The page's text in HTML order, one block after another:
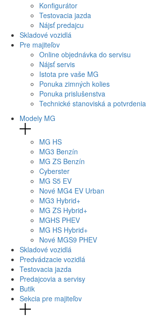
Konfigurátor
Testovacia jazda
Nájsť predajcu
Skladové vozidlá
Pre majiteľov
Online objednávka do servisu
Nájsť servis
Istota pre vaše MG
Ponuka zimných kolies
Ponuka prislušenstva
Technické stanoviská a potvrdenia
Modely MG
MG HS
MG3 Benzín
MG ZS Benzín
Cyberster
MG S5 EV
Nové MG4 EV Urban
MG3 Hybrid+
MG ZS Hybrid+
MGHS PHEV
MG HS Hybrid+
Nové MGS9 PHEV
Skladové vozidlá
Predvádzacie vozidlá
Testovacia jazda
Predajcovia a servisy
Butik
Sekcia pre majiteľov